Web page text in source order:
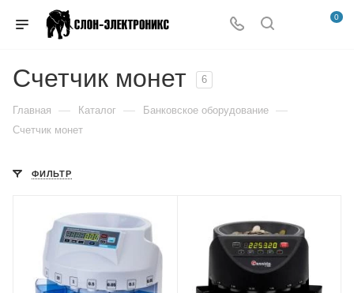
0
Счетчик монет 6
Главная — Каталог — Банковское оборудование —
Счетчик монет
ФИЛЬТР